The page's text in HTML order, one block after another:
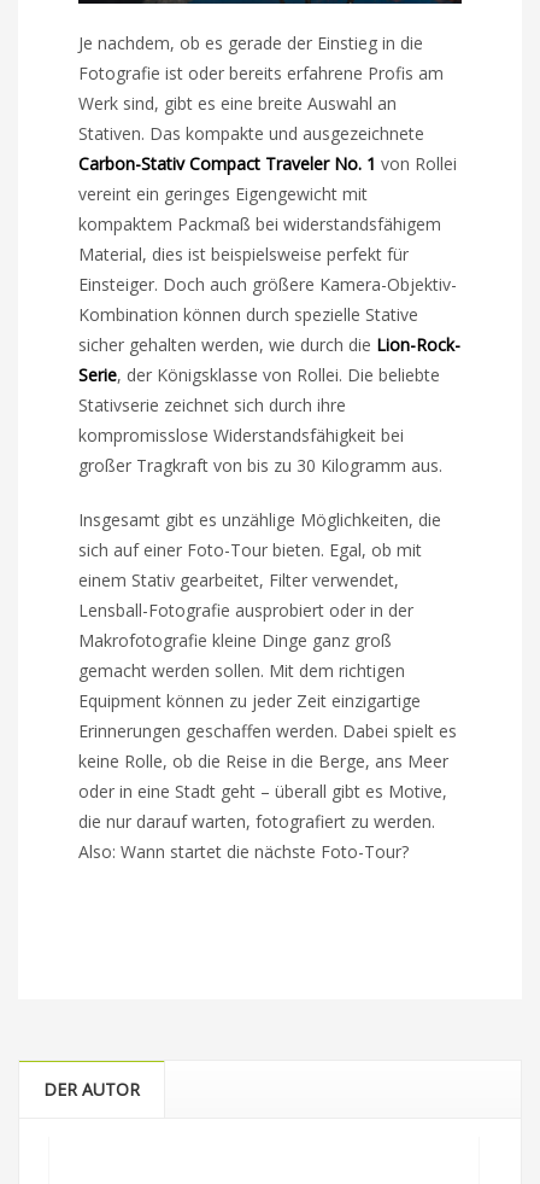
Je nachdem, ob es gerade der Einstieg in die
Fotografie ist oder bereits erfahrene Profis am
Werk sind, gibt es eine breite Auswahl an
Stativen. Das kompakte und ausgezeichnete
Carbon-Stativ Compact Traveler No. 1 von Rollei
vereint ein geringes Eigengewicht mit
kompaktem Packmaß bei widerstandsfähigem
Material, dies ist beispielsweise perfekt für
Einsteiger. Doch auch größere Kamera-Objektiv-
Kombination können durch spezielle Stative
sicher gehalten werden, wie durch die Lion-Rock-
Serie, der Königsklasse von Rollei. Die beliebte
Stativserie zeichnet sich durch ihre
kompromisslose Widerstandsfähigkeit bei
großer Tragkraft von bis zu 30 Kilogramm aus.
Insgesamt gibt es unzählige Möglichkeiten, die
sich auf einer Foto-Tour bieten. Egal, ob mit
einem Stativ gearbeitet, Filter verwendet,
Lensball-Fotografie ausprobiert oder in der
Makrofotografie kleine Dinge ganz groß
gemacht werden sollen. Mit dem richtigen
Equipment können zu jeder Zeit einzigartige
Erinnerungen geschaffen werden. Dabei spielt es
keine Rolle, ob die Reise in die Berge, ans Meer
oder in eine Stadt geht – überall gibt es Motive,
die nur darauf warten, fotografiert zu werden.
Also: Wann startet die nächste Foto-Tour?
DER AUTOR